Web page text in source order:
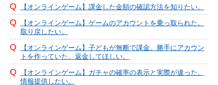
【オンラインゲーム】課金した金額の確認方法を知りたい。
【オンラインゲーム】ゲームのアカウントを乗っ取られた。
取り戻したい。
【オンラインゲーム】子どもが無断で課金。勝手にアカウン
トを作っていた。返金してほしい。
【オンラインゲーム】ガチャの確率の表示と実際が違った。
情報提供したい。